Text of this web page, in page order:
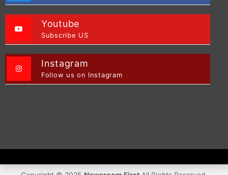
Youtube
Subscribe US
Instagram
Follow us on Instagram